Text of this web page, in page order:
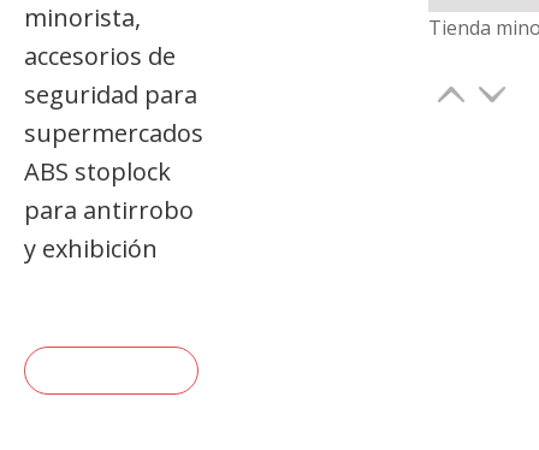
minorista,
accesorios de
seguridad para
supermercados
ABS stoplock
para antirrobo
y exhibición